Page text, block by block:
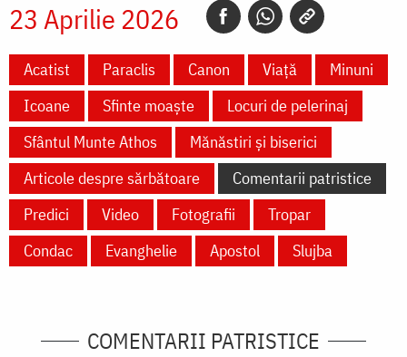
23 Aprilie 2026
Acatist Paraclis Canon Viață
Minuni
Icoane
Sfinte moaște
Locuri de pelerinaj
Sfântul Munte Athos
Mănăstiri și biserici
Articole despre sărbătoare
Comentarii patristice
Predici
Video Fotografii
Tropar
Condac
Evanghelie Apostol Slujba
COMENTARII PATRISTICE